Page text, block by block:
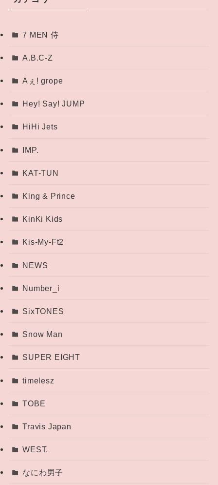
7 MEN 侍
A.B.C-Z
Aぇ! grope
Hey! Say! JUMP
HiHi Jets
IMP.
KAT-TUN
King & Prince
KinKi Kids
Kis-My-Ft2
NEWS
Number_i
SixTONES
Snow Man
SUPER EIGHT
timelesz
TOBE
Travis Japan
WEST.
なにわ男子